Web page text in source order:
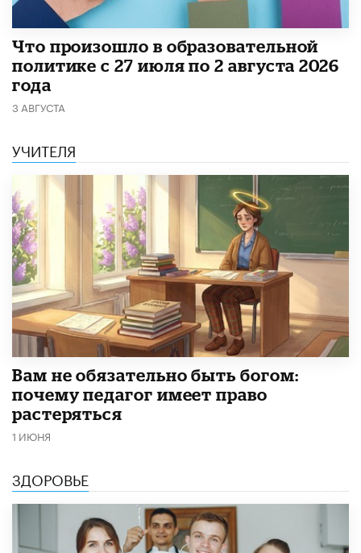
​Что произошло в образовательной
политике с 27 июля по 2 августа 2026
года
3 АВГУСТА
УЧИТЕЛЯ
​Вам не обязательно быть богом:
почему педагог имеет право
растеряться
1 ИЮНЯ
ЗДОРОВЬЕ